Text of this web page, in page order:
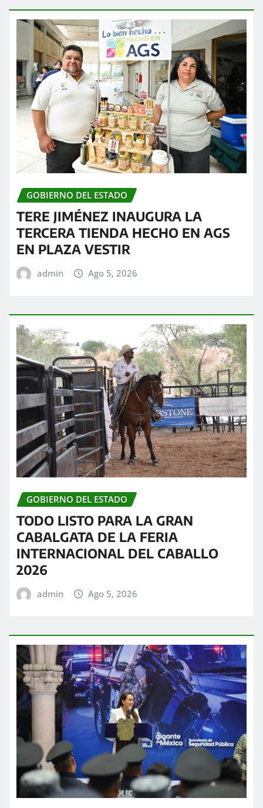
GOBIERNO DEL ESTADO
TERE JIMÉNEZ INAUGURA LA
TERCERA TIENDA HECHO EN AGS
EN PLAZA VESTIR
admin Ago 5, 2026
GOBIERNO DEL ESTADO
TODO LISTO PARA LA GRAN
CABALGATA DE LA FERIA
INTERNACIONAL DEL CABALLO
2026
admin Ago 5, 2026